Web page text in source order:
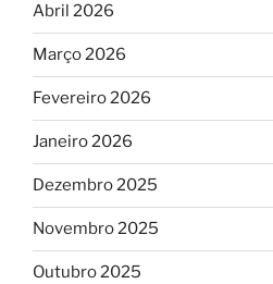
Abril 2026
Março 2026
Fevereiro 2026
Janeiro 2026
Dezembro 2025
Novembro 2025
Outubro 2025